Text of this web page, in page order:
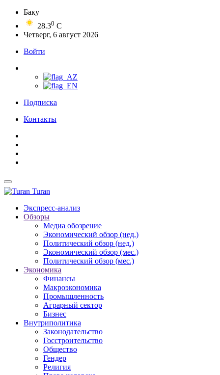
Баку
28.30 C
Четверг, 6 август 2026
Войти
Подписка
Контакты
Turan
Экспресс-анализ
Обзоры
Медиа обозрение
Экономический обзор (нед.)
Политический обзор (нед.)
Экономический обзор (мес.)
Политический обзор (мес.)
Экономика
Финансы
Макроэкономика
Промышленность
Аграрный сектор
Бизнес
Внутриполитика
Законодательство
Госстроительство
Общество
Гендер
Религия